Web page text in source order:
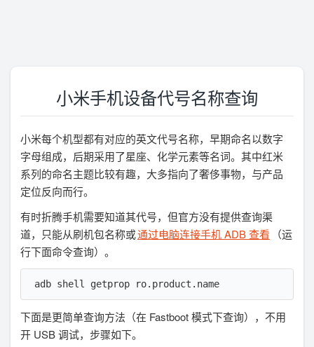
小米手机设备代号名称查询
小米每个机型都有对应的英文代号名称，早期命名以数字
字母组成，后期采用了星座、化学元素等名词。其中红米
系列的命名主题比较有趣，大多指向了奢侈事物，与产品
定位反向而行。
有时折腾手机需要知道其代号，但官方没有提供查询渠
道，只能从刷机包名称或通过电脑连接手机 ADB 查看
（运
行下面命令查询）。
adb shell getprop ro.product.name
下面是更简单查询方法（在 Fastboot 模式下查询），不用
开 USB 调试，步骤如下。